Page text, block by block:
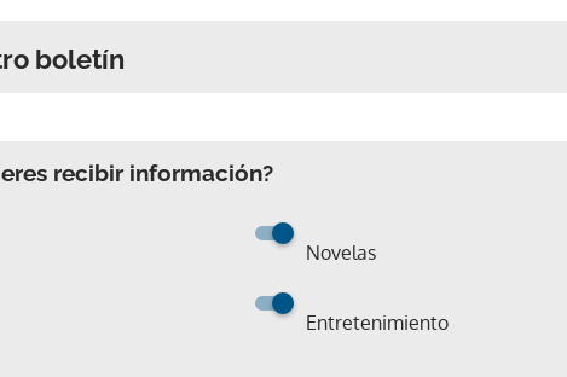
boletín
recibir información?
Novelas
Entretenimiento